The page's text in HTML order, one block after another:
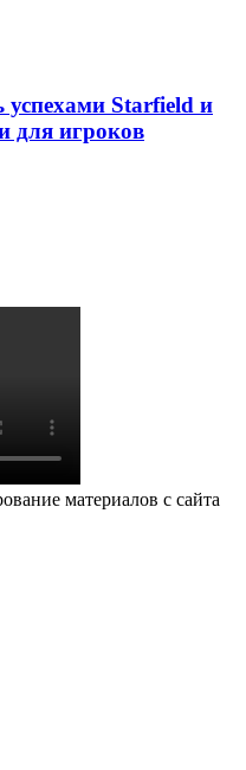
успехами Starfield и
для игроков
материалов с сайта